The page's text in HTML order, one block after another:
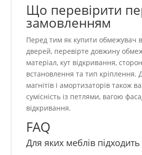
Що перевірити
замовленням
Перед тим як купити обмежувач
дверей, перевірте довжину
матеріал, кут відкривання,
встановлення та тип кріплення.
магнітів і амортизаторів також
сумісність із петлями, вагою
відкривання.
FAQ
Для яких меблів